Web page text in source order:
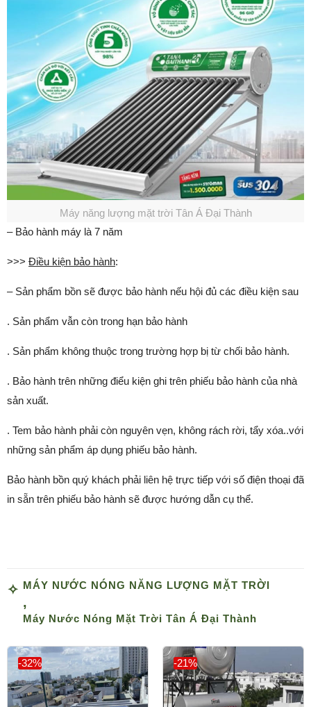
Máy năng lượng mặt trời Tân Á Đại Thành
– Bảo hành máy là 7 năm
>>> Điều kiện bảo hành:
– Sản phẩm bồn sẽ được bảo hành nếu hội đủ các điều kiện sau
. Sản phẩm vẫn còn trong hạn bảo hành
. Sản phẩm không thuộc trong trường hợp bị từ chối bảo hành.
. Bảo hành trên những điểu kiện ghi trên phiếu bảo hành của nhà
sản xuất.
. Tem bảo hành phải còn nguyên vẹn, không rách rời, tẩy xóa..với
những sản phẩm áp dụng phiếu bảo hành.
Bảo hành bồn quý khách phải liên hệ trực tiếp với số điện thoại đã
in sẵn trên phiếu bảo hành sẽ được hướng dẫn cụ thể.
MÁY NƯỚC NÓNG NĂNG LƯỢNG MẶT TRỜI
,
Máy Nước Nóng Mặt Trời Tân Á Đại Thành
-32% -21%